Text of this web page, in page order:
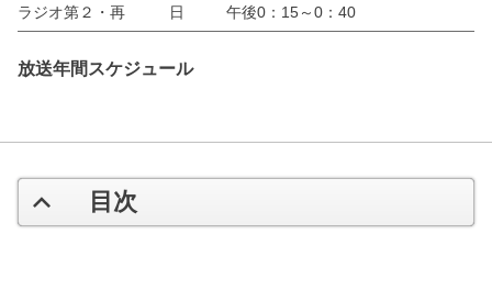
ラジオ第２・再 日 午後0：15～0：40
放送年間スケジュール
目次